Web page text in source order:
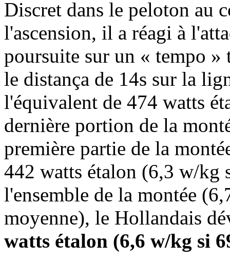
Discret dans le peloton au
l'ascension, il a réagi à
poursuite sur un « tempo
le distança de 14s sur la
l'équivalent de 474 watts
dernière portion de la
première partie de la
442 watts étalon (6,3 w/kg
l'ensemble de la montée
moyenne), le Hollandais
watts étalon (6,6 w/kg si